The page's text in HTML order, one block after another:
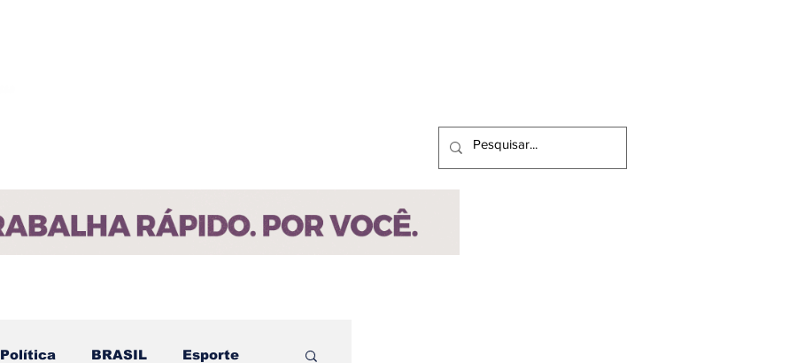
Política BRASIL Esporte